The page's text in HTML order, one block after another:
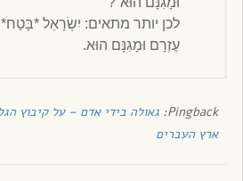
לכן יותר מתאים: יִשְׂרָאֵל *בָּטַח*
עֶזְרָם וּמָגִנָּם הוּא.
Pingback: גאולה בידי אדם – על קיבוץ
ארץ העברים